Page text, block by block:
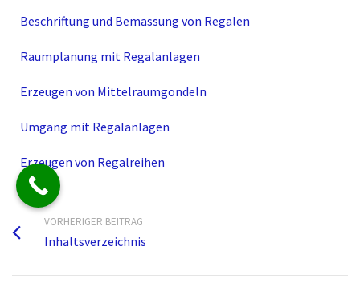
Beschriftung und Bemassung von Regalen
Raumplanung mit Regalanlagen
Erzeugen von Mittelraumgondeln
Umgang mit Regalanlagen
Erzeugen von Regalreihen
VORHERIGER BEITRAG
Inhaltsverzeichnis